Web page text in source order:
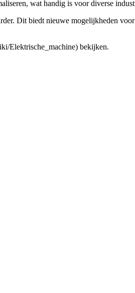
wat handig is voor diverse
Dit biedt nieuwe mogelijkheden
Elektrische_machine) bekijken.